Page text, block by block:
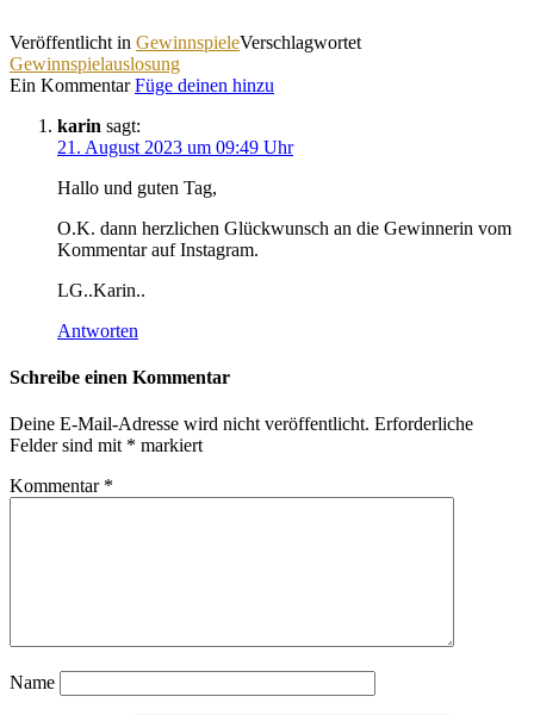
Veröffentlicht in GewinnspieleVerschlagwortet
Gewinnspielauslosung
Ein KommentarFüge deinen hinzu
karin sagt:
21. August 2023 um 09:49 Uhr
Hallo und guten Tag,
O.K. dann herzlichen Glückwunsch an die Gewinnerin vom
Kommentar auf Instagram.
LG..Karin..
Antworten
Schreibe einen Kommentar
Deine E-Mail-Adresse wird nicht veröffentlicht. Erforderliche
Felder sind mit * markiert
Kommentar *
Name